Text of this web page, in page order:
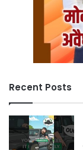
Recent Posts